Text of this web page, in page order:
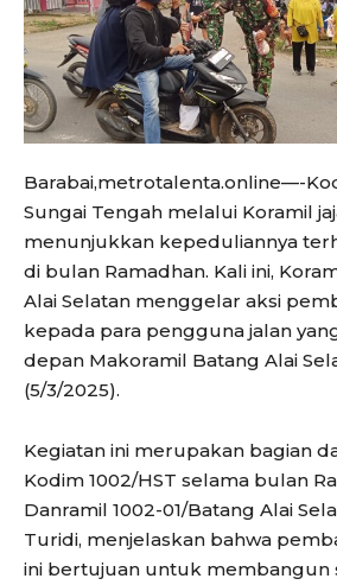
Barabai,metrotalenta.online—-
Sungai Tengah melalui Koramil
menunjukkan kepeduliannya
di bulan Ramadhan. Kali ini,
Alai Selatan menggelar aksi
kepada para pengguna jalan
depan Makoramil Batang Alai
(5/3/2025).
Kegiatan ini merupakan bagian
Kodim 1002/HST selama bulan
Danramil 1002-01/Batang Alai
Turidi, menjelaskan bahwa
ini bertujuan untuk membangun